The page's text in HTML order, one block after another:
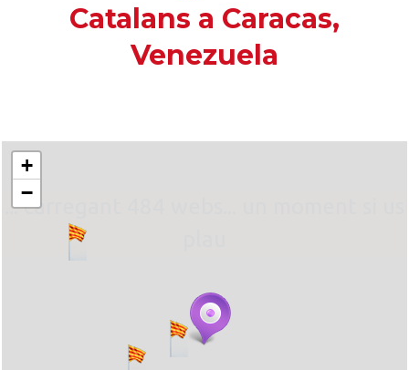
Catalans a Caracas,
Venezuela
... carregant 484 webs... un moment si us
+
−